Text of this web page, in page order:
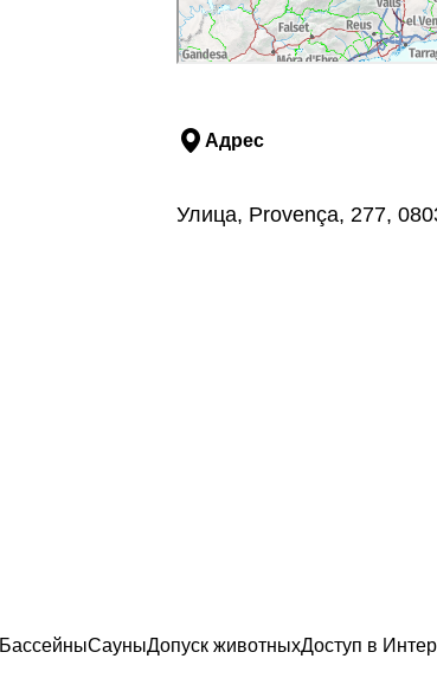
Адрес
Улица, Provença, 277,
БассейныСауныДопуск животныхДоступ в